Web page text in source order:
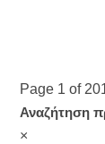
Page 1 of 20
Αναζήτηση
×